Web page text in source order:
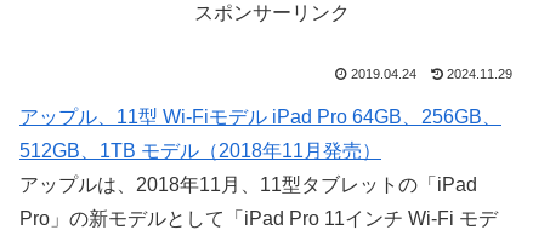
スポンサーリンク
2019.04.24 2024.11.29
アップル、11型 Wi-Fiモデル iPad Pro 64GB、256GB、
512GB、1TB モデル（2018年11月発売）
アップルは、2018年11月、11型タブレットの「iPad
Pro」の新モデルとして「iPad Pro 11インチ Wi-Fi モデ